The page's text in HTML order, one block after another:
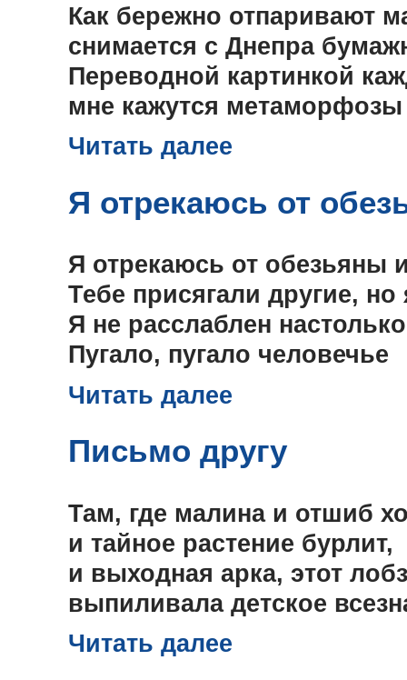
Как бережно отпаривают
снимается с Днепра
Переводной картинкой
мне кажутся метаморфозы
Читать далее
Я отрекаюсь от
Я отрекаюсь от обезьяны
Тебе присягали другие,
Я не расслаблен
Пугало, пугало человечье
Читать далее
Письмо другу
Там, где малина и отшиб
и тайное растение бурлит,
и выходная арка, этот
выпиливала детское
Читать далее